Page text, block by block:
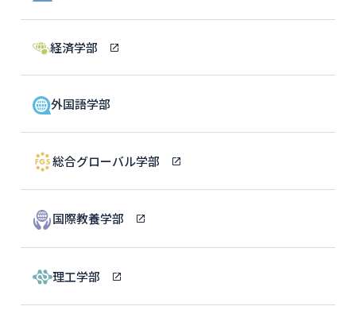
経済学部
外国語学部
総合グローバル学部
国際教養学部
理工学部